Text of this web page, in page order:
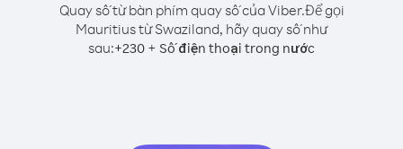
Quay số từ bàn phím quay số của Viber.Để gọi
Mauritius từ Swaziland, hãy quay số như
sau:+230 + Số điện thoại trong nước